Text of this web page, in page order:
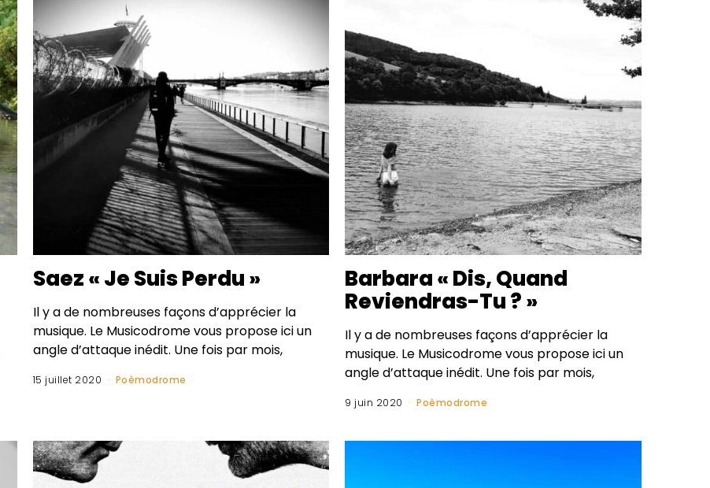
Saez « Je Suis Perdu »
Il y a de nombreuses façons d’apprécier la
musique. Le Musicodrome vous propose ici un
angle d’attaque inédit. Une fois par mois,
15 juillet 2020 Poèmodrome
Barbara « Dis, Quand
Reviendras-Tu ? »
Il y a de nombreuses façons d’apprécier la
musique. Le Musicodrome vous propose ici un
angle d’attaque inédit. Une fois par mois,
9 juin 2020 Poèmodrome